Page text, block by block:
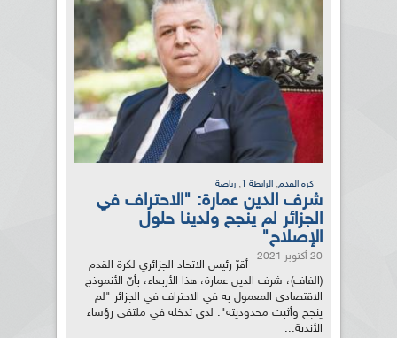
كرة القدم, الرابطة 1 , رياضة
شرف الدين عمارة: "الاحتراف في
الجزائر لم ينجح ولدينا حلول
الإصلاح"
20 أكتوبر 2021
أقرّ رئيس الاتحاد الجزائري لكرة القدم
(الفاف)، شرف الدين عمارة، هذا الأربعاء، بأنّ الأنموذج
الاقتصادي المعمول به في الاحتراف في الجزائر "لم
ينجح وأثبت محدوديته". لدى تدخله في ملتقى رؤساء
الأندية...